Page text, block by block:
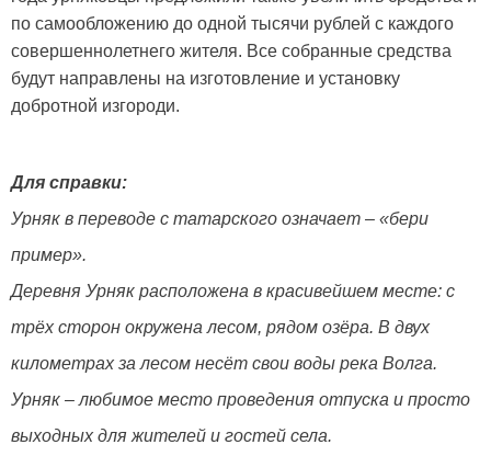
по самообложению до одной тысячи рублей с каждого
совершеннолетнего жителя. Все собранные средства
будут направлены на изготовление и установку
добротной изгороди.
Для справки:
Урняк в переводе с татарского означает – «бери
пример».
Деревня Урняк расположена в красивейшем месте: с
трёх сторон окружена лесом, рядом озёра. В двух
километрах за лесом несёт свои воды река Волга.
Урняк – любимое место проведения отпуска и просто
выходных для жителей и гостей села.